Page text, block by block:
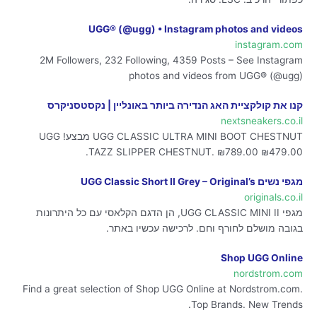
UGG® (@ugg) • Instagram photos and videos
instagram.com
2M Followers, 232 Following, 4359 Posts – See Instagram
photos and videos from UGG® (@ugg)
קנו את קולקציית האג הנדירה ביותר באונליין | נקסטסניקרס
nextsneakers.co.il
UGG CLASSIC ULTRA MINI BOOT CHESTNUT מבצע! UGG
TAZZ SLIPPER CHESTNUT. ₪789.00 ₪479.00.
מגפי נשים UGG Classic Short II Grey – Original’s
originals.co.il
מגפי UGG CLASSIC MINI II, הן הדגם הקלאסי עם כל היתרונות
בגובה מושלם לחורף וחם. לרכישה עכשיו באתר.
Shop UGG Online
nordstrom.com
Find a great selection of Shop UGG Online at Nordstrom.com.
Top Brands. New Trends.